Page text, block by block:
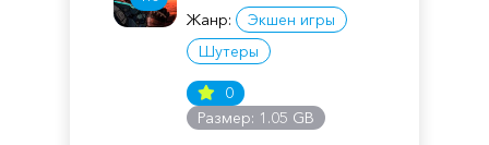
Жанр:
Экшен игры
Шутеры
0
Размер: 1.05 GB